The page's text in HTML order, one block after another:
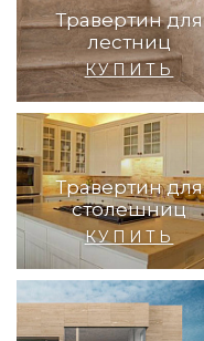
Травертин для
лестниц
КУПИТЬ
Травертин для
столешниц
КУПИТЬ